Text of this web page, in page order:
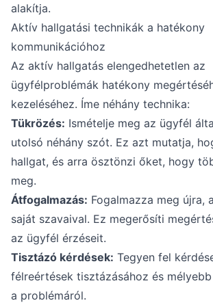
alakítja.
Aktív hallgatási technikák a hatékony
kommunikációhoz
Az aktív hallgatás elengedhetetlen az
ügyfélproblémák hatékony
kezeléséhez. Íme néhány technika:
Tükrözés: Ismételje meg az ügyfél
utolsó néhány szót. Ez azt mutatja,
hallgat, és arra ösztönzi őket, hogy
meg.
Átfogalmazás: Fogalmazza meg újra,
saját szavaival. Ez megerősíti
az ügyfél érzéseit.
Tisztázó kérdések: Tegyen fel
félreértések tisztázásához és
a problémáról.